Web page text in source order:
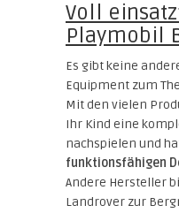
Voll
Playmobil
Es gibt keine
Equipment zum
Mit den vielen
Ihr Kind eine
nachspielen und
funktionsfähigen
Andere Hersteller
Landrover zur